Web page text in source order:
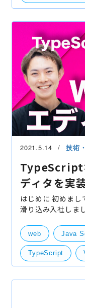
サーバレス
開発・便利ツール
2021.5.14 技術
TypeScript
ディタを実
はじめに 初めまして2021年4月に新卒でbravesoftに
滑り込み入社しましたtaro
回紹介する内容は
ディタを
web Java
TypeScript